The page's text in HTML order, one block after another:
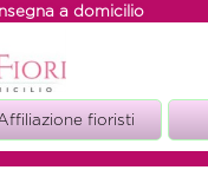
a domicilio
fioristi